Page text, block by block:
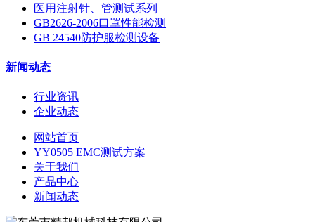
医用注射针、管测试系列
GB2626-2006口罩性能检测
GB 24540防护服检测设备
新闻动态
行业资讯
企业动态
网站首页
YY0505 EMC测试方案
关于我们
产品中心
新闻动态